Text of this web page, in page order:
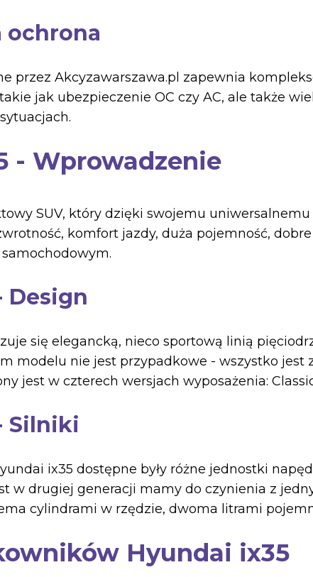
ochrona
przez Akcyzawarszawa.pl zapewnia
jak ubezpieczenie OC czy AC, ale także
- Wprowadzenie
SUV, który dzięki swojemu
komfort jazdy, duża pojemność,
Design
się elegancką, nieco sportową linią
modelu nie jest przypadkowe - wszystko
jest w czterech wersjach wyposażenia:
Silniki
ix35 dostępne były różne jednostki
w drugiej generacji mamy do czynienia z
cylindrami w rzędzie, dwoma litrami
Hyundai ix35